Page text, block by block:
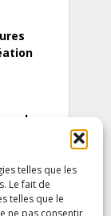
telles que les
Le fait de
telles que le
ne pas consentir